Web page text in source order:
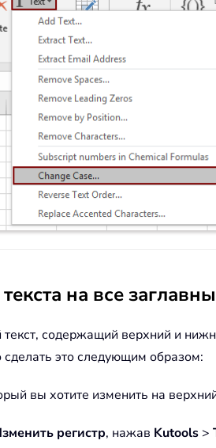
на все
содержащий верхний и
это следующим образом:
вы хотите изменить на
регистр, нажав Kutools >